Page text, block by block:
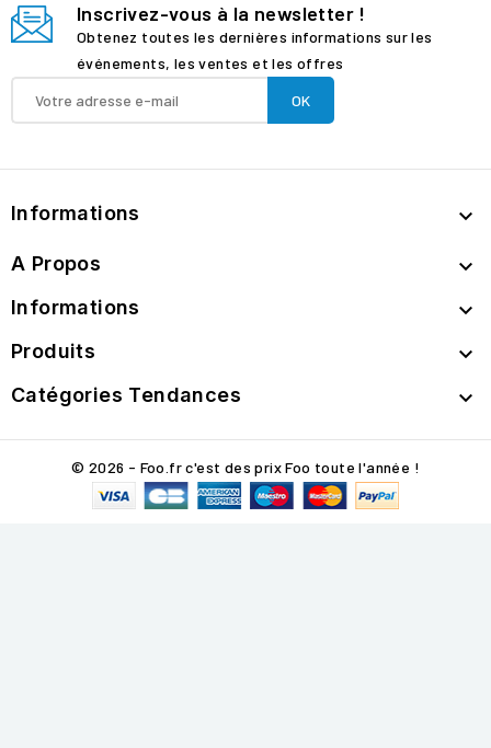
Inscrivez-vous à la newsletter !
Obtenez toutes les dernières informations sur les
événements, les ventes et les offres
Informations 
A Propos 
Informations 
Produits 
Catégories Tendances 
© 2026 - Foo.fr c'est des prix Foo toute l'année !